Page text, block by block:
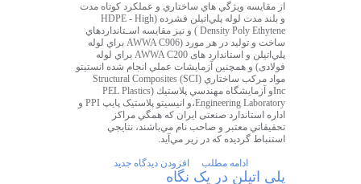
از مقايسه ويژگي هاي ساختاري و عملكرد كوتاه مدت
و بلند مدت لوله پلي‌اتيلن فشرده (HDPE - High
Density Poly Ethytene ) و نيز مقايسه اسـتانداردهاي
ساخت و تولید در هر مورد (AWWA C906 براي لوله
پلي‌اتيلن و استاندارد های AWWA C200 براي لوله‌
فولادی) و همچنين آزمايشات عملي انجام شده انستيتو
مواد مركب ساختاري (SCI) Structural Composites
Incو آزمايشگاه مهندسي پلاستيك (PEL Plastics
Engineering Laboratory،و انیسیتو پلاستیک پایپ PPI و
اداره استاندارد صنعتی ایران كه همگي مراكز
تحقيقاتي معتبر و صاحب نام مي‌باشند، نتايجي
استنباط گرديده كه در زير مي‌آيد.
ادامه مطلب افزودن دیدگاه جدید
پلی اتیلن در یک نگاه